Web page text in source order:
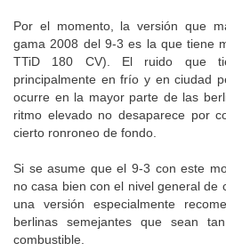
Por el momento, la versión que
gama 2008 del 9-3 es la que tiene
TTiD 180 CV). El ruido que
principalmente en frío y en ciudad
ocurre en la mayor parte de las
ritmo elevado no desaparece por
cierto ronroneo de fondo.
Si se asume que el 9-3 con este
no casa bien con el nivel general de
una versión especialmente
berlinas semejantes que sean
combustible.